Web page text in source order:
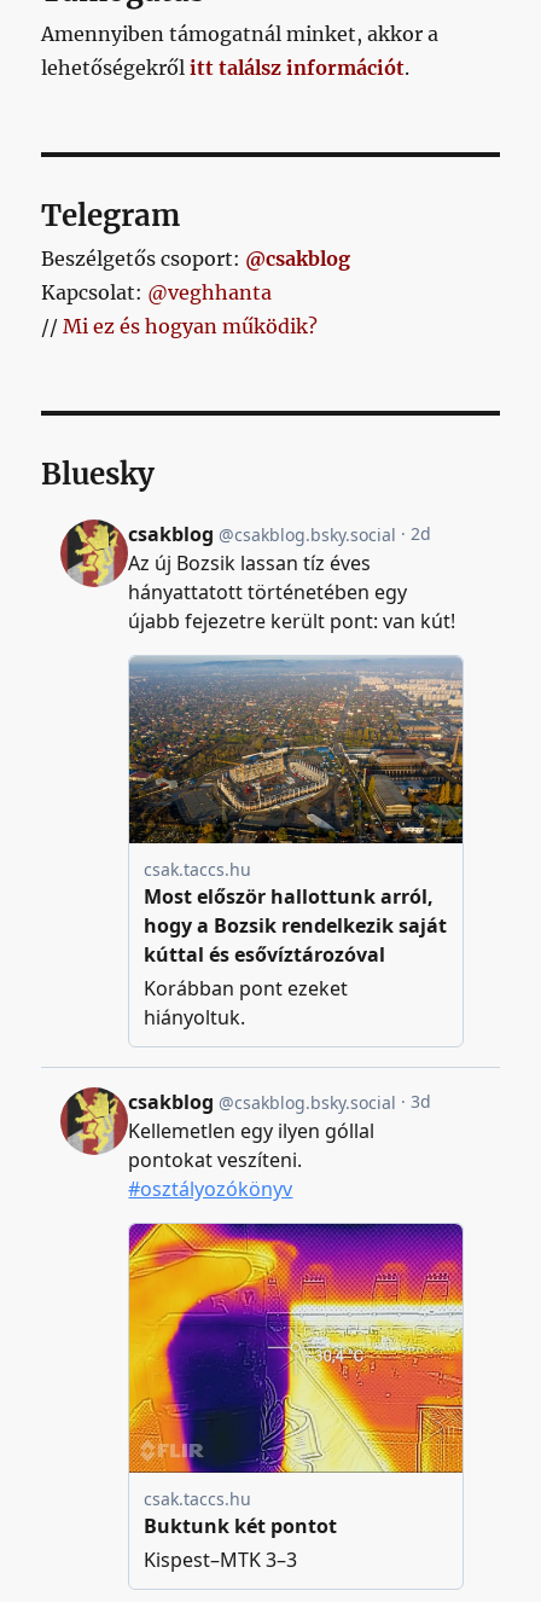
Amennyiben támogatnál minket, akkor a
lehetőségekrőlitt találsz információt.
Telegram
Beszélgetős csoport: @csakblog
Kapcsolat: @veghhanta
//Mi ez és hogyan működik?
Bluesky